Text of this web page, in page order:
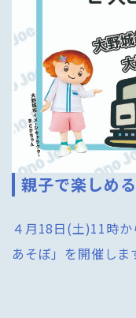
親子で楽しめ
４月18日(土)11時
あそぼ」を開催しま